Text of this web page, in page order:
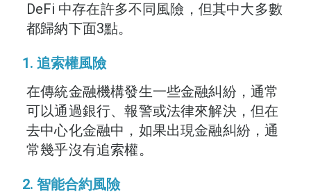
DeFi 中存在許多不同風險，但其中大多數
都歸納下面3點。
1. 追索權風險
在傳統金融機構發生一些金融糾紛，通常
可以通過銀行、報警或法律來解決，但在
去中心化金融中，如果出現金融糾紛，通
常幾乎沒有追索權。
2. 智能合約風險